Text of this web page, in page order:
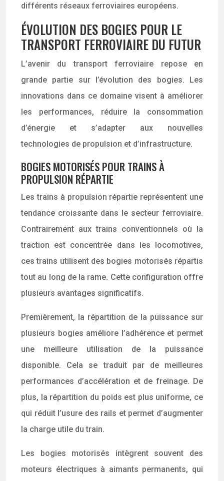
différents réseaux ferroviaires européens.
ÉVOLUTION DES BOGIES POUR LE
TRANSPORT FERROVIAIRE DU FUTUR
L’avenir du transport ferroviaire repose en
grande partie sur l’évolution des bogies. Les
innovations dans ce domaine visent à améliorer
les performances, réduire la consommation
d’énergie et s’adapter aux nouvelles
technologies de propulsion et d’infrastructure.
BOGIES MOTORISÉS POUR TRAINS À
PROPULSION RÉPARTIE
Les trains à propulsion répartie représentent une
tendance croissante dans le secteur ferroviaire.
Contrairement aux trains conventionnels où la
traction est concentrée dans les locomotives,
ces trains utilisent des bogies motorisés répartis
tout au long de la rame. Cette configuration offre
plusieurs avantages significatifs.
Premièrement, la répartition de la puissance sur
plusieurs bogies améliore l’adhérence et permet
une meilleure utilisation de la puissance
disponible. Cela se traduit par de meilleures
performances d’accélération et de freinage. De
plus, la répartition du poids est plus uniforme, ce
qui réduit l’usure des rails et permet d’augmenter
la charge utile du train.
Les bogies motorisés intègrent souvent des
moteurs électriques à aimants permanents, qui